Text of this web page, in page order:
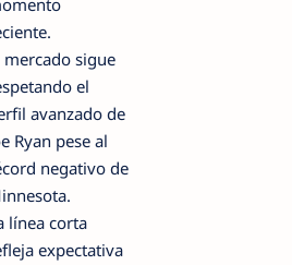
mercado sigue
el
avanzado de
Ryan pese al
negativo de
línea corta
expectativa